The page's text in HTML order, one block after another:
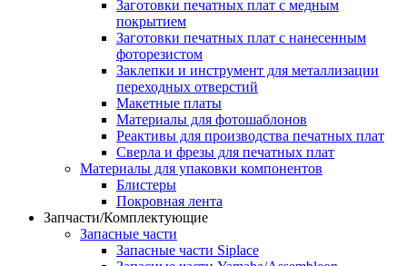
Заготовки печатных плат с медным
покрытием
Заготовки печатных плат с нанесенным
фоторезистом
Заклепки и инструмент для металлизации
переходных отверстий
Макетные платы
Материалы для фотошаблонов
Реактивы для производства печатных плат
Сверла и фрезы для печатных плат
Материалы для упаковки компонентов
Блистеры
Покровная лента
Запчасти/Комплектующие
Запасные части
Запасные части Siplace